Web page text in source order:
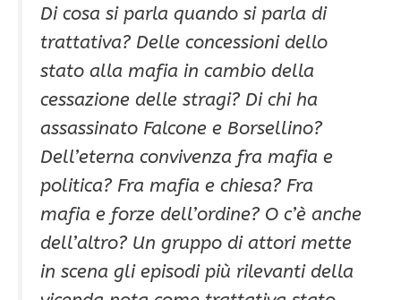
Di cosa si parla quando si parla di
trattativa? Delle concessioni dello
stato alla mafia in cambio della
cessazione delle stragi? Di chi ha
assassinato Falcone e Borsellino?
Dell’eterna convivenza fra mafia e
politica? Fra mafia e chiesa? Fra
mafia e forze dell’ordine? O c’è anche
dell’altro? Un gruppo di attori mette
in scena gli episodi più rilevanti della